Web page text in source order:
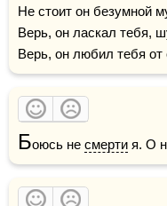
Не стоит он безумной
Верь, он ласкал тебя,
Верь, он любил тебя от
Боюсь не смерти я. О